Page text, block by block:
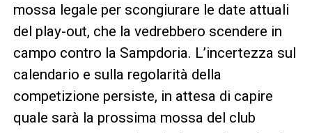
mossa legale per scongiurare le date attuali
del play-out, che la vedrebbero scendere in
campo contro la Sampdoria. L’incertezza sul
calendario e sulla regolarità della
competizione persiste, in attesa di capire
quale sarà la prossima mossa del club